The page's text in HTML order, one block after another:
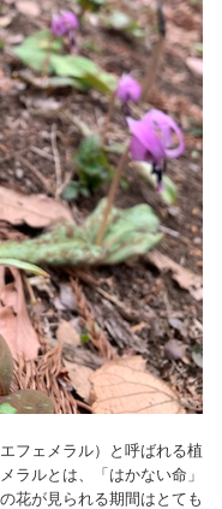
フェメラル）と呼ばれる植
ラルとは、「はかない命」
花が見られる期間はとても